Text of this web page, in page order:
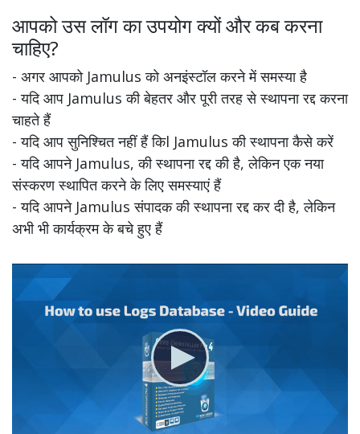
आपको उस लॉग का उपयोग क्यों और कब करना
चाहिए?
- अगर आपको Jamulus को अनइंस्टॉल करने में समस्या है
- यदि आप Jamulus की बेहतर और पूरी तरह से स्थापना रद्द करना
चाहते हैं
- यदि आप सुनिश्चित नहीं हैं किl Jamulus की स्थापना कैसे करें
- यदि आपने Jamulus, की स्थापना रद्द की है, लेकिन एक नया
संस्करण स्थापित करने के लिए समस्याएं हैं
- यदि आपने Jamulus संपादक की स्थापना रद्द कर दी है, लेकिन
अभी भी कार्यक्रम के बचे हुए हैं